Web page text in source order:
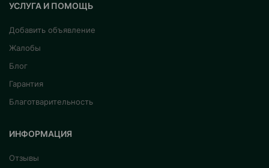
УСЛУГА И ПОМОЩЬ
Добавить объявление
Жалобы
Блог
Гарантия
Благотварительность
ИНФОРМАЦИЯ
Отзывы